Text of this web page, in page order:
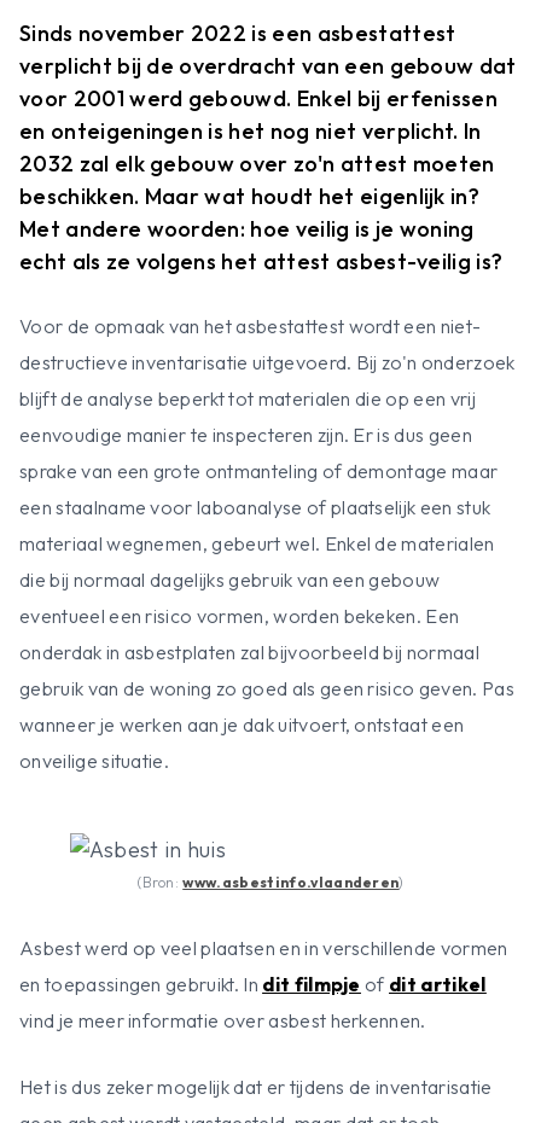
Sinds november 2022 is een asbestattest
verplicht bij de overdracht van een gebouw dat
voor 2001 werd gebouwd. Enkel bij erfenissen
en onteigeningen is het nog niet verplicht. In
2032 zal elk gebouw over zo'n attest moeten
beschikken. Maar wat houdt het eigenlijk in?
Met andere woorden: hoe veilig is je woning
echt als ze volgens het attest asbest-veilig is?
Voor de opmaak van het asbestattest wordt een niet-
destructieve inventarisatie uitgevoerd. Bij zo'n onderzoek
blijft de analyse beperkt tot materialen die op een vrij
eenvoudige manier te inspecteren zijn. Er is dus geen
sprake van een grote ontmanteling of demontage maar
een staalname voor laboanalyse of plaatselijk een stuk
materiaal wegnemen, gebeurt wel. Enkel de materialen
die bij normaal dagelijks gebruik van een gebouw
eventueel een risico vormen, worden bekeken. Een
onderdak in asbestplaten zal bijvoorbeeld bij normaal
gebruik van de woning zo goed als geen risico geven. Pas
wanneer je werken aan je dak uitvoert, ontstaat een
onveilige situatie.
(Bron:www.asbestinfo.vlaanderen)
Asbest werd op veel plaatsen en in verschillende vormen
en toepassingen gebruikt. In dit filmpje of dit artikel
vind je meer informatie over asbest herkennen.
Het is dus zeker mogelijk dat er tijdens de inventarisatie